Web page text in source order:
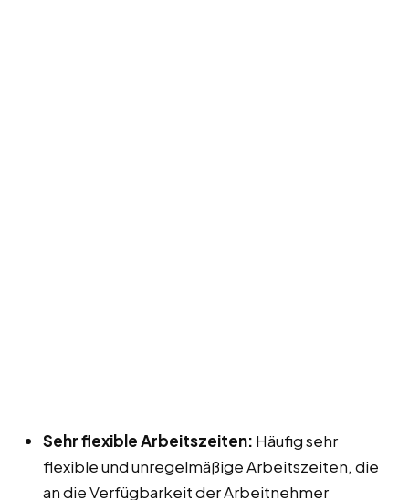
Sehr flexible Arbeitszeiten: Häufig sehr
flexible und unregelmäßige Arbeitszeiten, die
an die Verfügbarkeit der Arbeitnehmer